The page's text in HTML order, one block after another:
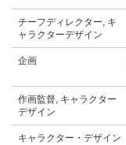
チーフディレクター, キ
ャラクターデザイン
企画
作画監督, キャラクター
デザイン
キャラクター・デザイン